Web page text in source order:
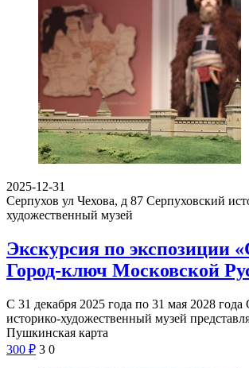
2025-12-31
Серпухов ул Чехова, д 87 Серпуховский
художественный музей
Экскурсия по экспозиции
Город-ключ Московской
С 31 декабря 2025 года по 31 мая 2028 года
историко-художественный музей
Пушкинская карта
300 ₽ 3 0